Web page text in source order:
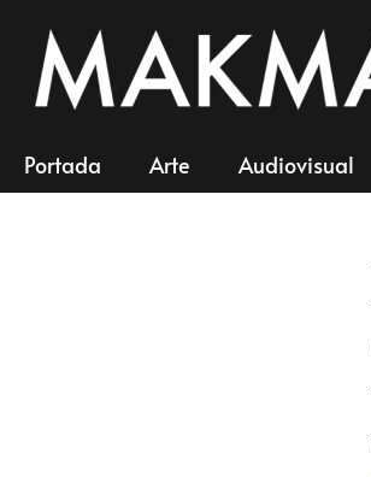
Portada Arte Audiovisual